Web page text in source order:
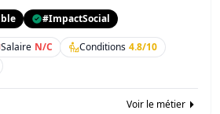
#ImpactSocial
Salaire N/C Conditions 4.8/10
Voir le métier